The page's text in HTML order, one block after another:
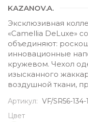
KAZANOV.A.
Эксклюзивная
«Camellia DeLuxe»
объединяют:
инновационные
кружевом. Чехол
изысканного
воздушной ткани,
Артикул: VF/SR56-134-
Цвет